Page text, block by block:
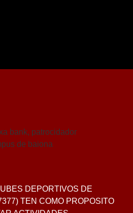
DEPORTIVOS DE
TEN COMO PROPOSITO